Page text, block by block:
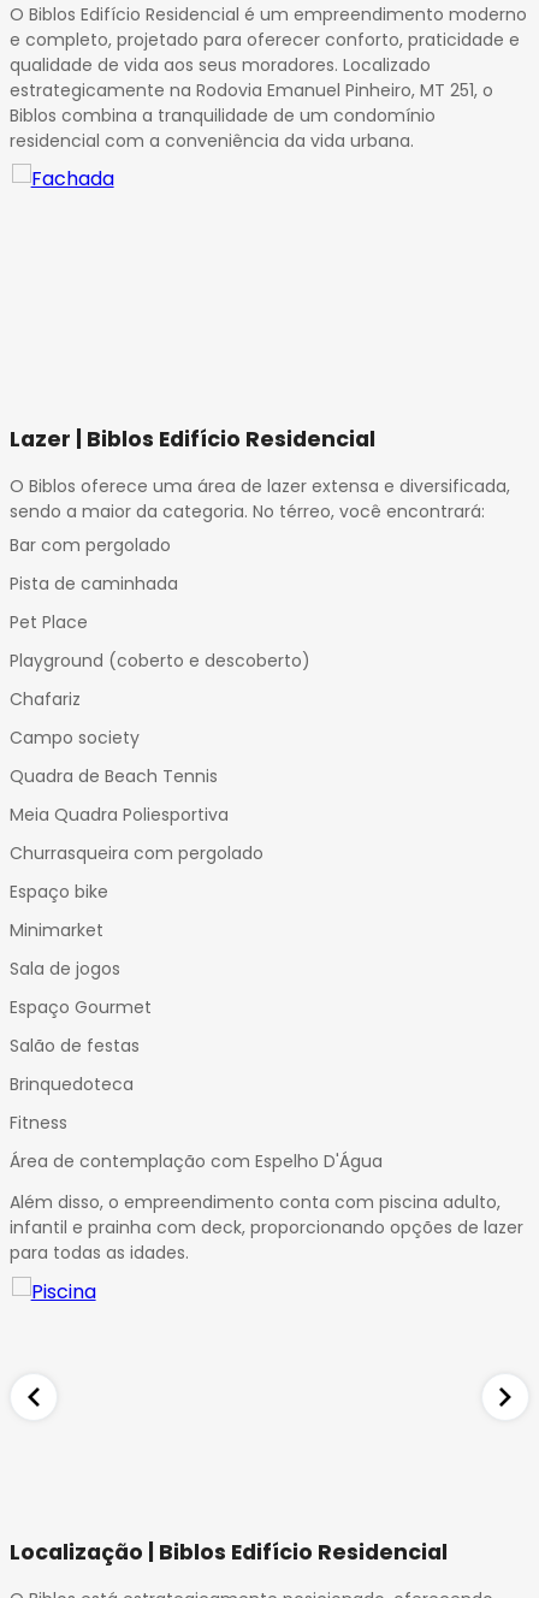
15
16
17
18
O Biblos Edifício Residencial é um empreendimento moderno
e completo, projetado para oferecer conforto, praticidade e
qualidade de vida aos seus moradores. Localizado
estrategicamente na Rodovia Emanuel Pinheiro, MT 251, o
Biblos combina a tranquilidade de um condomínio
residencial com a conveniência da vida urbana.
Lazer | Biblos Edifício Residencial
O Biblos oferece uma área de lazer extensa e diversificada,
sendo a maior da categoria. No térreo, você encontrará:
Bar com pergolado
Pista de caminhada
Pet Place
Playground (coberto e descoberto)
Chafariz
Campo society
Quadra de Beach Tennis
Meia Quadra Poliesportiva
Churrasqueira com pergolado
Espaço bike
Minimarket
Sala de jogos
Espaço Gourmet
Salão de festas
Brinquedoteca
Fitness
Área de contemplação com Espelho D'Água
Além disso, o empreendimento conta com piscina adulto,
infantil e prainha com deck, proporcionando opções de lazer
para todas as idades.
Localização | Biblos Edifício Residencial